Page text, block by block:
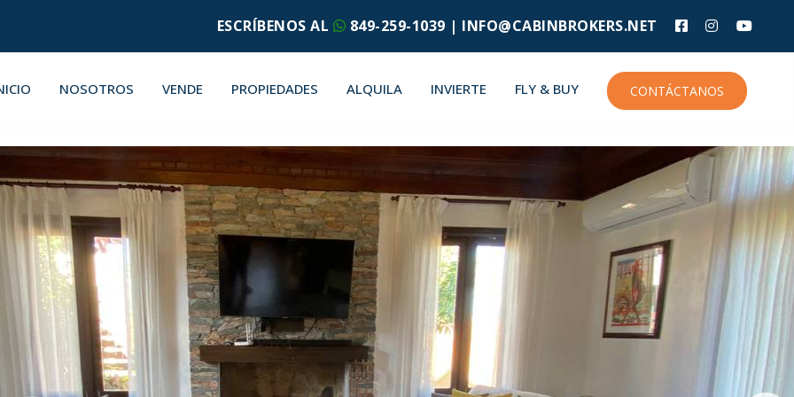
ESCRÍBENOS AL 849-259-1039 | INFO@CABINBROKERS.NET
NOSOTROS VENDE PROPIEDADES ALQUILA INVIERTE FLY & BUY CONTÁCTANOS